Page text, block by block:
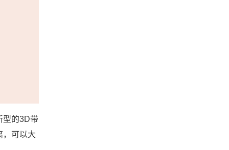
型的3D带
，可以大